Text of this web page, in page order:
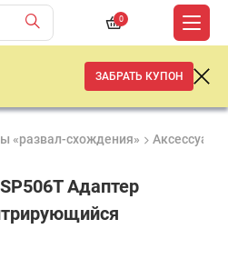
0
ЗАБРАТЬ КУПОН
«развал-схождения»
Адаптер